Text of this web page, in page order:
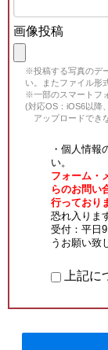
画像投稿
※投稿する写真のデ
い。またファイル形
※一部のスマートフ
(対応OS：iOS6以降
アップロードでき
・個人情報
い。
フォーム・
らのお問い
行っており
恐れ入りま
受付：平日
うお願い致
上記に